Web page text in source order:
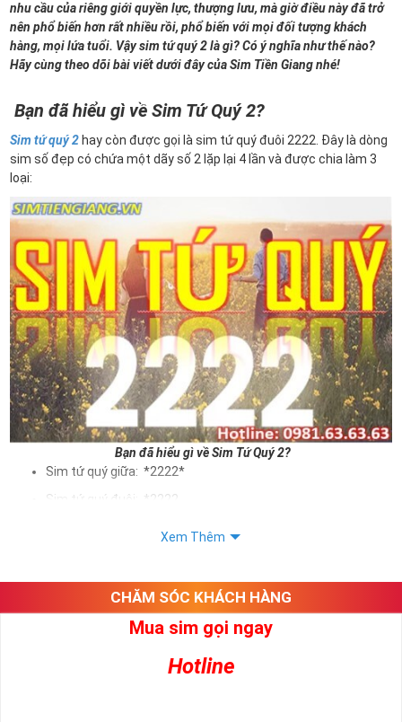
nhu cầu của riêng giới quyền lực, thượng lưu, mà giờ điều này đã trở
nên phổ biến hơn rất nhiều rồi, phổ biến với mọi đối tượng khách
hàng, mọi lứa tuổi. Vậy sim tứ quý 2 là gì? Có ý nghĩa như thế nào?
Hãy cùng theo dõi bài viết dưới đây của Sim Tiền Giang nhé!
Bạn đã hiểu gì về Sim Tứ Quý 2?
Sim tứ quý 2 hay còn được gọi là sim tứ quý đuôi 2222. Đây là dòng
sim số đẹp có chứa một dãy số 2 lặp lại 4 lần và được chia làm 3
loại:
Bạn đã hiểu gì về Sim Tứ Quý 2?
Sim tứ quý giữa: *2222*
Sim tứ quý đuôi: *2222
như sự sắp xếp của các con số trong sim.
Ý nghĩa sim tứ quý 2
Xem Thêm
CHĂM SÓC KHÁCH HÀNG
Mua sim gọi ngay
Hotline